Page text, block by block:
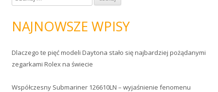
z
k
j
:
NAJNOWSZE WPISY
Dlaczego te pięć modeli Daytona stało się najbardziej pożądanymi
zegarkami Rolex na świecie
Współczesny Submariner 126610LN – wyjaśnienie fenomenu